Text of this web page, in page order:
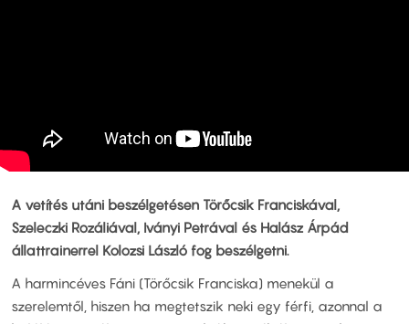
A vetítés utáni beszélgetésen Törőcsik Franciskával,
Szeleczki Rozáliával, Iványi Petrával és Halász Árpád
állattrainerrel Kolozsi László fog beszélgetni.
A harmincéves Fáni (Törőcsik Franciska) menekül a
szerelemtől, hiszen ha megtetszik neki egy férfi, azonnal a